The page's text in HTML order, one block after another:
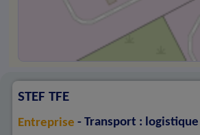
STEF TFE
Entreprise - Transport : logistique